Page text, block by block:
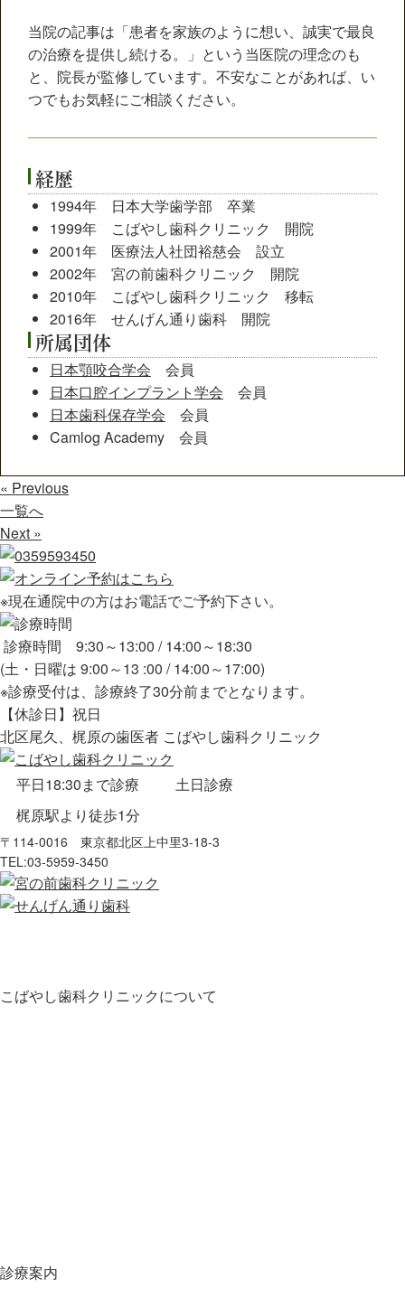
当院の記事は「患者を家族のように想い、誠実で最良
の治療を提供し続ける。」という当医院の理念のも
と、院長が監修しています。不安なことがあれば、い
つでもお気軽にご相談ください。
経歴
1994年 日本大学歯学部 卒業
1999年 こばやし歯科クリニック 開院
2001年 医療法人社団裕慈会 設立
2002年 宮の前歯科クリニック 開院
2010年 こばやし歯科クリニック 移転
2016年 せんげん通り歯科 開院
所属団体
日本顎咬合学会 会員
日本口腔インプラント学会 会員
日本歯科保存学会 会員
Camlog Academy 会員
« Previous
一覧へ
Next »
※現在通院中の方はお電話でご予約下さい。
診療時間 9:30～13:00 / 14:00～18:30
(土・日曜は 9:00～13 :00 / 14:00～17:00)
※診療受付は、診療終了30分前までとなります。
【休診日】祝日
北区尾久、梶原の歯医者 こばやし歯科クリニック
平日18:30まで診療
土日診療
梶原駅より徒歩1分
〒114-0016 東京都北区上中里3-18-3
TEL:03-5959-3450
こばやし歯科クリニックについて
診療案内